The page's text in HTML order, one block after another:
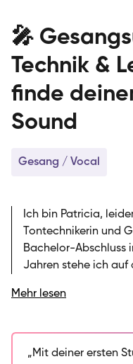
🎤
Technik &
finde
Sound
Gesang / Vocal
Ich bin Patricia,
Tontechnikerin und
Bachelor-Abschluss
Jahren stehe ich auf
– von funkigen
SIRIUS Musikschule
aller Welt online auf
Mehr lesen
„Mit deiner ersten